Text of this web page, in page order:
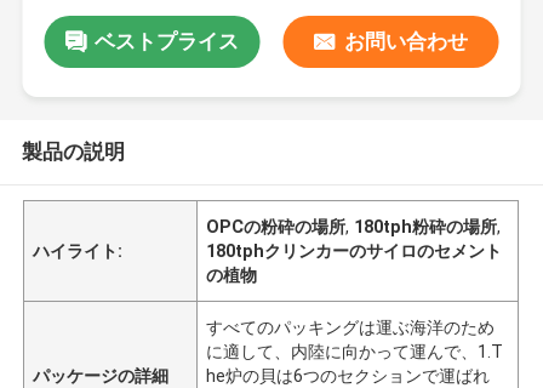
ベストプライス お問い合わせ
製品の説明
ハイライト:
OPCの粉砕の場所, 180tph粉砕の場所,
180tphクリンカーのサイロのセメント
の植物
パッケージの詳細
すべてのパッキングは運ぶ海洋のため
に適して、内陸に向かって運んで、1.T
he炉の貝は6つのセクションで運ばれ